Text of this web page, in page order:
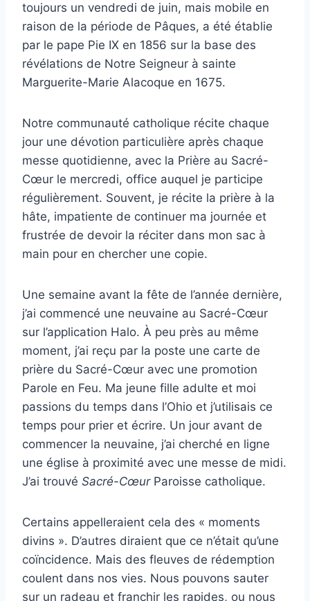
toujours un vendredi de juin, mais mobile en
raison de la période de Pâques, a été établie
par le pape Pie IX en 1856 sur la base des
révélations de Notre Seigneur à sainte
Marguerite-Marie Alacoque en 1675.
Notre communauté catholique récite chaque
jour une dévotion particulière après chaque
messe quotidienne, avec la Prière au Sacré-
Cœur le mercredi, office auquel je participe
régulièrement. Souvent, je récite la prière à la
hâte, impatiente de continuer ma journée et
frustrée de devoir la réciter dans mon sac à
main pour en chercher une copie.
Une semaine avant la fête de l’année dernière,
j’ai commencé une neuvaine au Sacré-Cœur
sur l’application Halo. À peu près au même
moment, j’ai reçu par la poste une carte de
prière du Sacré-Cœur avec une promotion
Parole en Feu. Ma jeune fille adulte et moi
passions du temps dans l’Ohio et j’utilisais ce
temps pour prier et écrire. Un jour avant de
commencer la neuvaine, j’ai cherché en ligne
une église à proximité avec une messe de midi.
J’ai trouvé Sacré-CœurParoisse catholique.
Certains appelleraient cela des « moments
divins ». D’autres diraient que ce n’était qu’une
coïncidence. Mais des fleuves de rédemption
coulent dans nos vies. Nous pouvons sauter
sur un radeau et franchir les rapides, ou nous